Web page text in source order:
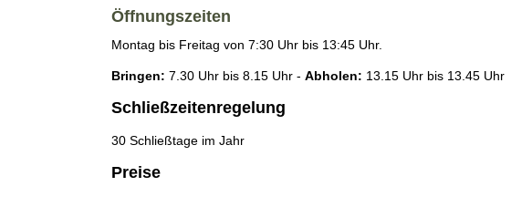
Öffnungszeiten
Montag bis Freitag von 7:30 Uhr bis 13:45 Uhr.
Bringen: 7.30 Uhr bis 8.15 Uhr - Abholen: 13.15 Uhr bis 13.45 Uhr
Schließzeitenregelung
30 Schließtage im Jahr
Preise